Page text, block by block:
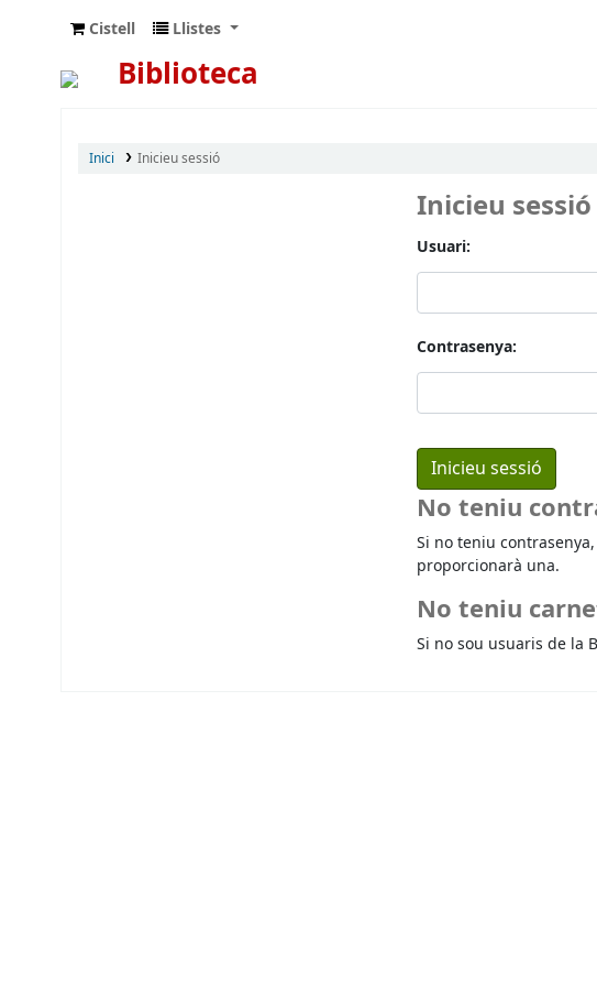
Cistell Llistes
Biblioteca
Inici Inicieu sessió
Inicieu
Usuari:
Contrasenya:
No teniu
Si no teniu
proporcionarà una.
No teniu
Si no sou usuaris de la